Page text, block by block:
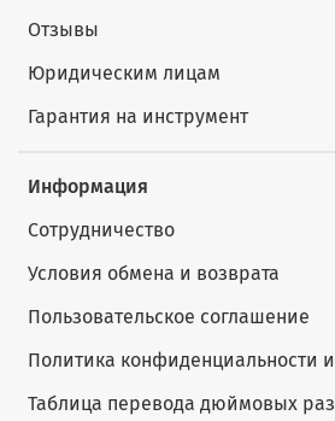
Отзывы
Юридическим лицам
Гарантия на инструмент
Информация
Сотрудничество
Условия обмена и возврата
Пользовательское соглашение
Политика конфиденциальности
Таблица перевода дюймовых